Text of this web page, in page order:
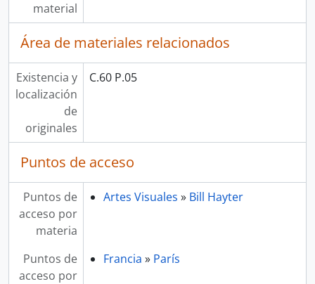
material
Área de materiales relacionados
Existencia y
localización
de
originales
C.60 P.05
Puntos de acceso
Puntos de
acceso por
materia
Artes Visuales » Bill Hayter
Puntos de
acceso por
Francia » París